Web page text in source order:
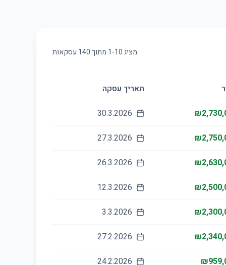
מציג 1-10 מתוך140 עסקאות
תאריך עסקה
30.3.2026
27.3.2026
26.3.2026
12.3.2026
3.3.2026
27.2.2026
24.2.2026